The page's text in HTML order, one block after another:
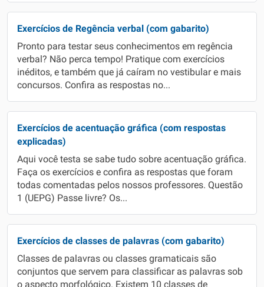
Exercícios de Regência verbal (com gabarito)
Pronto para testar seus conhecimentos em regência
verbal? Não perca tempo! Pratique com exercícios
inéditos, e também que já caíram no vestibular e mais
concursos. Confira as respostas no...
Exercícios de acentuação gráfica (com respostas
explicadas)
Aqui você testa se sabe tudo sobre acentuação gráfica.
Faça os exercícios e confira as respostas que foram
todas comentadas pelos nossos professores. Questão
1 (UEPG) Passe livre? Os...
Exercícios de classes de palavras (com gabarito)
Classes de palavras ou classes gramaticais são
conjuntos que servem para classificar as palavras sob
o aspecto morfológico. Existem 10 classes de